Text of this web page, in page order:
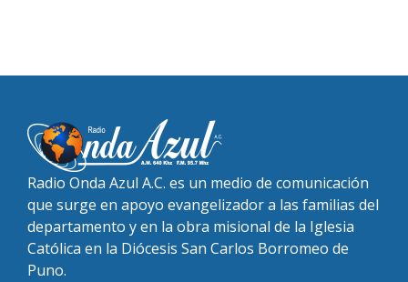
Radio Onda Azul A.C. es un medio de comunicación
que surge en apoyo evangelizador a las familias del
departamento y en la obra misional de la Iglesia
Católica en la Diócesis San Carlos Borromeo de
Puno.